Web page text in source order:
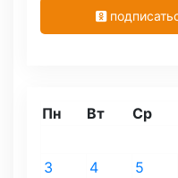
Пн Вт Ср
3
4 5